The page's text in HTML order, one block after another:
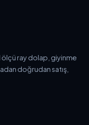
ölçü ray dolap, giyinme
doğrudan satış,